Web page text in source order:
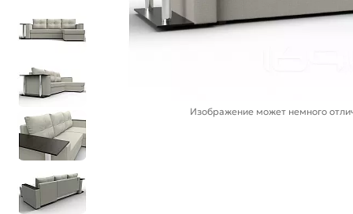
Изображение может немного